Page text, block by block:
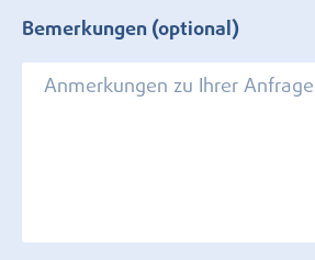
Bemerkungen (optional)